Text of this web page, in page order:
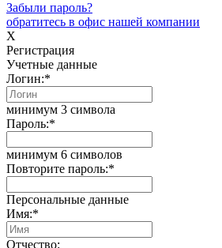
Забыли пароль?
обратитесь в офис нашей компании
X
Регистрация
Учетные данные
Логин:*
минимум 3 символа
Пароль:*
минимум 6 символов
Повторите пароль:*
Персональные данные
Имя:*
Отчество: